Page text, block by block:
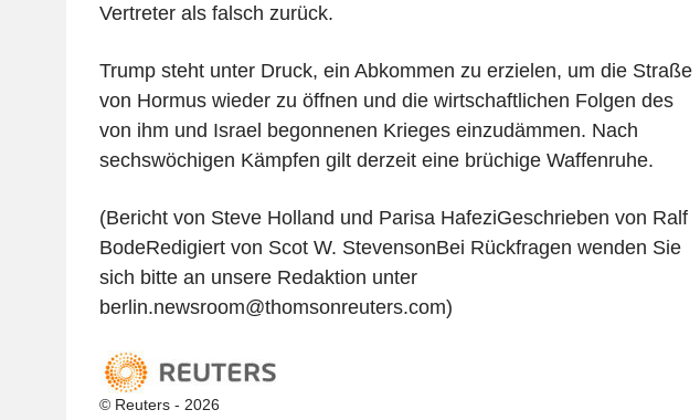
Vertreter als falsch zurück.
Trump steht unter Druck, ein Abkommen zu erzielen, um die Straße
von Hormus wieder zu öffnen und die wirtschaftlichen Folgen des
von ihm und Israel begonnenen Krieges einzudämmen. Nach
sechswöchigen Kämpfen gilt derzeit eine brüchige Waffenruhe.
(Bericht von Steve Holland und Parisa HafeziGeschrieben von Ralf
BodeRedigiert von Scot W. StevensonBei Rückfragen wenden Sie
sich bitte an unsere Redaktion unter
berlin.newsroom@thomsonreuters.com)
© Reuters - 2026